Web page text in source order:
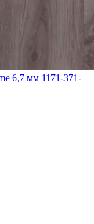
6,7 мм 1171-371-